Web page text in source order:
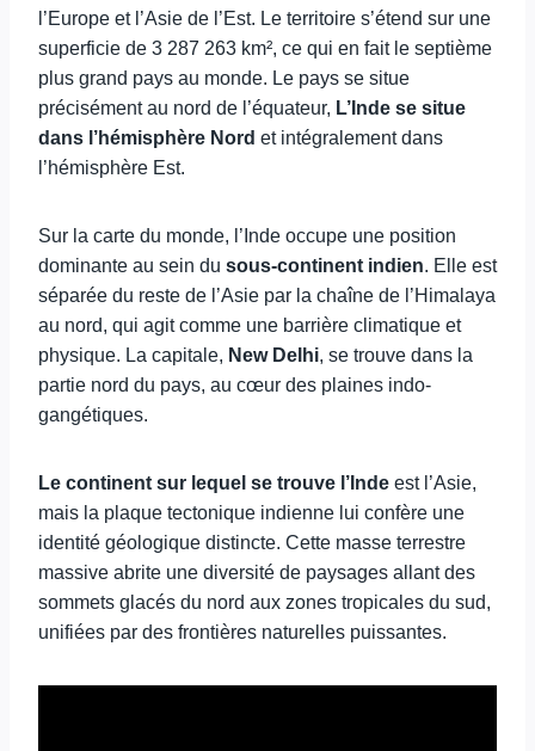
l’Europe et l’Asie de l’Est. Le territoire s’étend sur une
superficie de 3 287 263 km², ce qui en fait le septième
plus grand pays au monde. Le pays se situe
précisément au nord de l’équateur, L’Inde se situe
dans l’hémisphère Nord et intégralement dans
l’hémisphère Est.
Sur la carte du monde, l’Inde occupe une position
dominante au sein du sous-continent indien. Elle est
séparée du reste de l’Asie par la chaîne de l’Himalaya
au nord, qui agit comme une barrière climatique et
physique. La capitale, New Delhi, se trouve dans la
partie nord du pays, au cœur des plaines indo-
gangétiques.
Le continent sur lequel se trouve l’Inde est l’Asie,
mais la plaque tectonique indienne lui confère une
identité géologique distincte. Cette masse terrestre
massive abrite une diversité de paysages allant des
sommets glacés du nord aux zones tropicales du sud,
unifiées par des frontières naturelles puissantes.